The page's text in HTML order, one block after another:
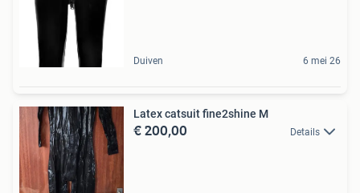
Duiven 6 mei 26
Latex catsuit fine2shine M
€ 200,00 Details